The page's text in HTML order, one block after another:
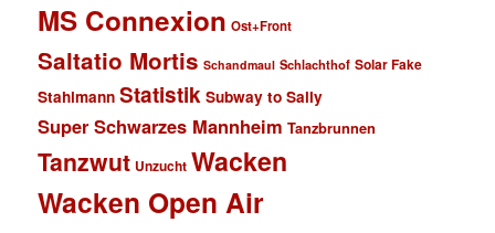
MS Connexion Ost+Front
Saltatio Mortis Schandmaul Schlachthof Solar Fake
Stahlmann Statistik Subway to Sally
Super Schwarzes Mannheim Tanzbrunnen
Tanzwut Unzucht Wacken
Wacken Open Air